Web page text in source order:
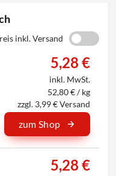
inkl. Versand
5,28 €
inkl. MwSt.
52,80 € / kg
zzgl. 3,99 € Versand
zum Shop
5,28 €